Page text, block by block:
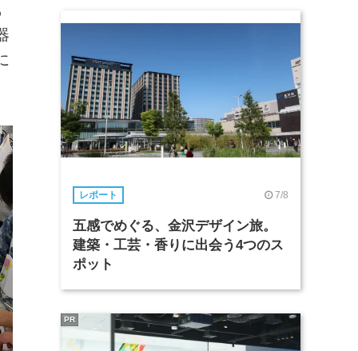
レポート 7/8
五感でめぐる、金沢デザイン旅。
建築・工芸・香りに出会う4つのス
ポット
PR